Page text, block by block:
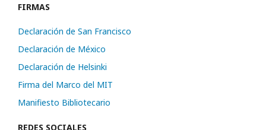
FIRMAS
Declaración de San Francisco
Declaración de México
Declaración de Helsinki
Firma del Marco del MIT
Manifiesto Bibliotecario
REDES SOCIALES